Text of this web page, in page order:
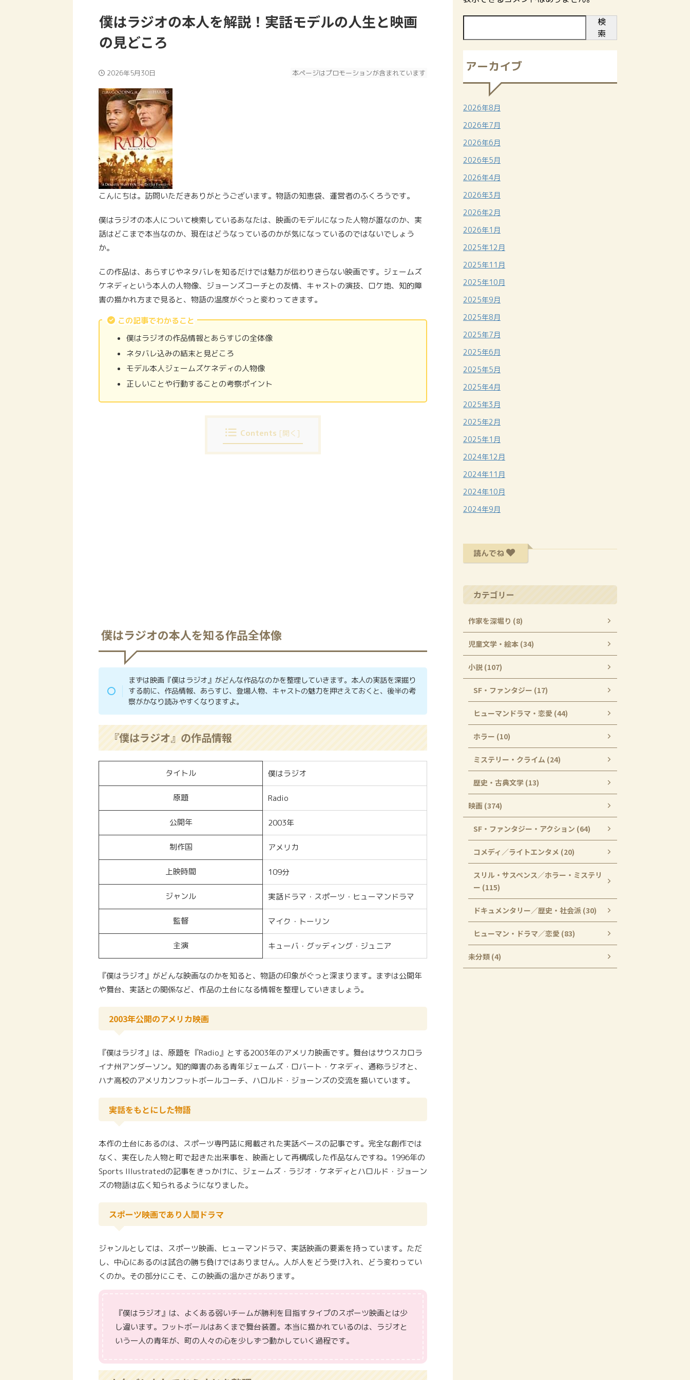
僕はラジオの本人を解説！実話モデルの人生と映画
の見どころ
2026年5月30日 本ページはプロモーションが含まれています
こんにちは。訪問いただきありがとうございます。物語の知恵袋、運営者のふくろうです。
僕はラジオの本人について検索しているあなたは、映画のモデルになった人物が誰なのか、実
話はどこまで本当なのか、現在はどうなっているのかが気になっているのではないでしょう
か。
この作品は、あらすじやネタバレを知るだけでは魅力が伝わりきらない映画です。ジェームズ
ケネディという本人の人物像、ジョーンズコーチとの友情、キャストの演技、ロケ地、知的障
害の描かれ方まで見ると、物語の温度がぐっと変わってきます。
この記事でわかること
僕はラジオの作品情報とあらすじの全体像
ネタバレ込みの結末と見どころ
モデル本人ジェームズケネディの人物像
正しいことや行動することの考察ポイント
Contents [開く ]
僕はラジオの本人を知る作品全体像
まずは映画『僕はラジオ』がどんな作品なのかを整理していきます。本人の実話を深掘り
する前に、作品情報、あらすじ、登場人物、キャストの魅力を押さえておくと、後半の考
察がかなり読みやすくなりますよ。
『僕はラジオ』の作品情報
タイトル 僕はラジオ
原題 Radio
公開年 2003年
制作国 アメリカ
上映時間 109分
ジャンル 実話ドラマ・スポーツ・ヒューマンドラマ
監督 マイク・トーリン
主演 キューバ・グッディング・ジュニア
『僕はラジオ』がどんな映画なのかを知ると、物語の印象がぐっと深まります。まずは公開年
や舞台、実話との関係など、作品の土台になる情報を整理していきましょう。
2003年公開のアメリカ映画
『僕はラジオ』は、原題を『Radio』とする2003年のアメリカ映画です。舞台はサウスカロラ
イナ州アンダーソン。知的障害のある青年ジェームズ・ロバート・ケネディ、通称ラジオと、
ハナ高校のアメリカンフットボールコーチ、ハロルド・ジョーンズの交流を描いています。
実話をもとにした物語
本作の土台にあるのは、スポーツ専門誌に掲載された実話ベースの記事です。完全な創作では
なく、実在した人物と町で起きた出来事を、映画として再構成した作品なんですね。1996年の
Sports Illustratedの記事をきっかけに、ジェームズ・ラジオ・ケネディとハロルド・ジョーン
ズの物語は広く知られるようになりました。
スポーツ映画であり人間ドラマ
ジャンルとしては、スポーツ映画、ヒューマンドラマ、実話映画の要素を持っています。ただ
し、中心にあるのは試合の勝ち負けではありません。人が人をどう受け入れ、どう変わってい
くのか。その部分にこそ、この映画の温かさがあります。
『僕はラジオ』は、よくある弱いチームが勝利を目指すタイプのスポーツ映画とは少
し違います。フットボールはあくまで舞台装置。本当に描かれているのは、ラジオと
いう一人の青年が、町の人々の心を少しずつ動かしていく過程です。
検
索
アーカイブ
2026年8月
2026年7月
2026年6月
2026年5月
2026年4月
2026年3月
2026年2月
2026年1月
2025年12月
2025年11月
2025年10月
2025年9月
2025年8月
2025年7月
2025年6月
2025年5月
2025年4月
2025年3月
2025年2月
2025年1月
2024年12月
2024年11月
2024年10月
2024年9月
読んでね
カテゴリー
作家を深堀り (8)
児童文学・絵本 (34)
小説 (107)
SF・ファンタジー (17)
ヒューマンドラマ・恋愛 (44)
ホラー (10)
ミステリー・クライム (24)
歴史・古典文学 (13)
映画 (374)
SF・ファンタジー・アクション (64)
コメディ／ライトエンタメ (20)
スリル・サスペンス／ホラー・ミステリ
ー (115)
ドキュメンタリー／歴史・社会派 (30)
ヒューマン・ドラマ／恋愛 (83)
未分類 (4)